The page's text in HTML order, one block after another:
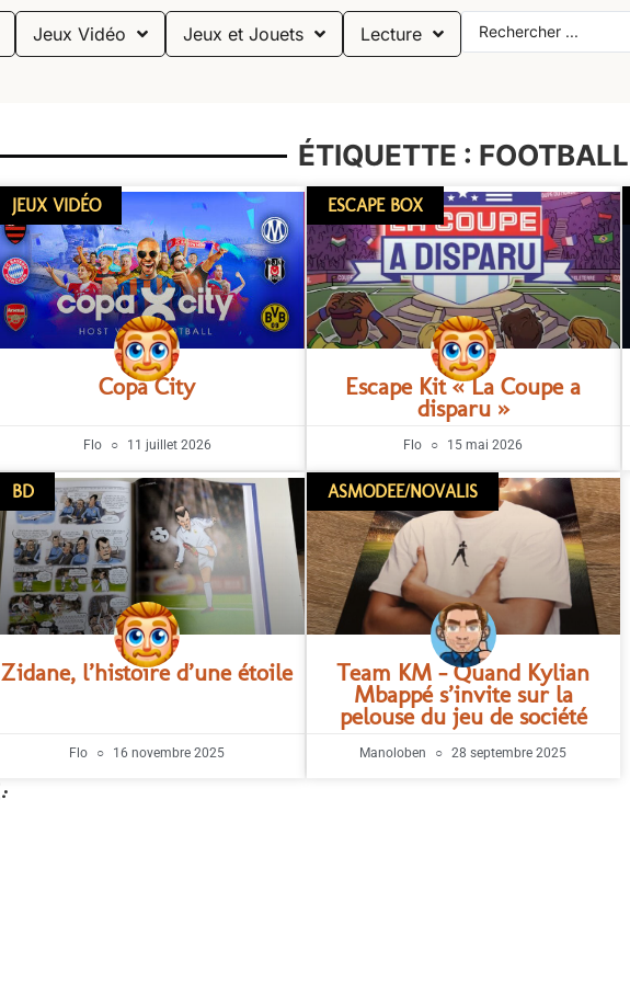
Jeux Vidéo Jeux et Jouets Lecture
ÉTIQUETTE : FOOTBALL
JEUX VIDÉO
Copa City
Flo 11 juillet 2026
ESCAPE BOX
Escape Kit « La Coupe a
disparu »
Flo 15 mai 2026
BD
Zidane, l’histoire d’une étoile
Flo 16 novembre 2025
ASMODEE/NOVALIS
Team KM – Quand Kylian
Mbappé s’invite sur la
pelouse du jeu de société
Manoloben 28 septembre 2025